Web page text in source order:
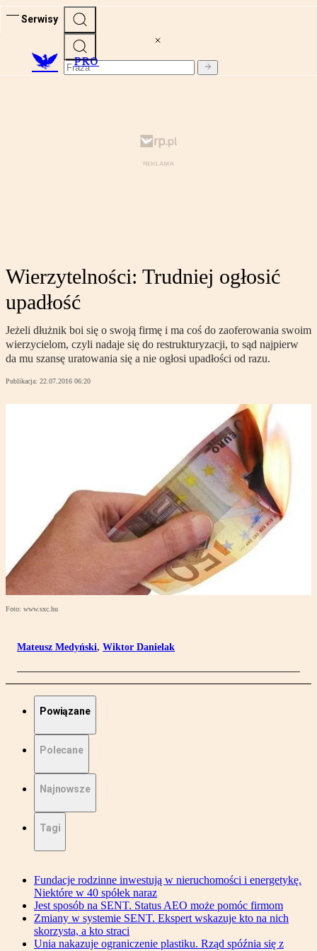
Serwisy
PRO
Wierzytelności: Trudniej ogłosić
upadłość
Jeżeli dłużnik boi się o swoją firmę i ma coś do zaoferowania swoim
wierzycielom, czyli nadaje się do restrukturyzacji, to sąd najpierw
da mu szansę uratowania się a nie ogłosi upadłości od razu.
Publikacja: 22.07.2016 06:20
Foto: www.sxc.hu
Mateusz Medyński, Wiktor Danielak
Powiązane
Polecane
Najnowsze
Tagi
Fundacje rodzinne inwestują w nieruchomości i energetykę.
Niektóre w 40 spółek naraz
Jest sposób na SENT. Status AEO może pomóc firmom
Zmiany w systemie SENT. Ekspert wskazuje kto na nich
skorzysta, a kto straci
Unia nakazuje ograniczenie plastiku. Rząd spóźnia się z